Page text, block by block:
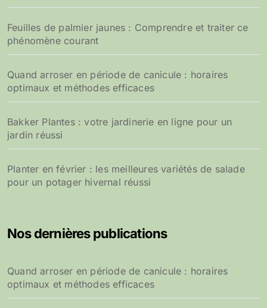
Feuilles de palmier jaunes : Comprendre et traiter ce
phénomène courant
Quand arroser en période de canicule : horaires
optimaux et méthodes efficaces
Bakker Plantes : votre jardinerie en ligne pour un
jardin réussi
Planter en février : les meilleures variétés de salade
pour un potager hivernal réussi
Nos dernières publications
Quand arroser en période de canicule : horaires
optimaux et méthodes efficaces